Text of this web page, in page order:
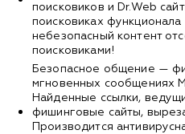
поисковиков и Dr.Web
поисковиках
небезопасный контент
поисковиками!
Безопасное общение —
мгновенных сообщениях
Найденные ссылки,
фишинговые сайты,
Производится